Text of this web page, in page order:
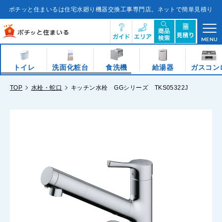
テ
に
ス
キ
プ
ポチッと住まいるは住宅水廻り機器交換工事専門店。ネットで簡単見積り
MENU
トイレ 洗面化粧台 食洗機 給湯器 ガスコン
TOP 水栓・蛇口 キッチン水栓 GGシリーズ TKS05322J